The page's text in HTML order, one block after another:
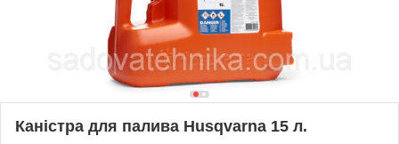
Каністра для палива Husqvarna 15 л.